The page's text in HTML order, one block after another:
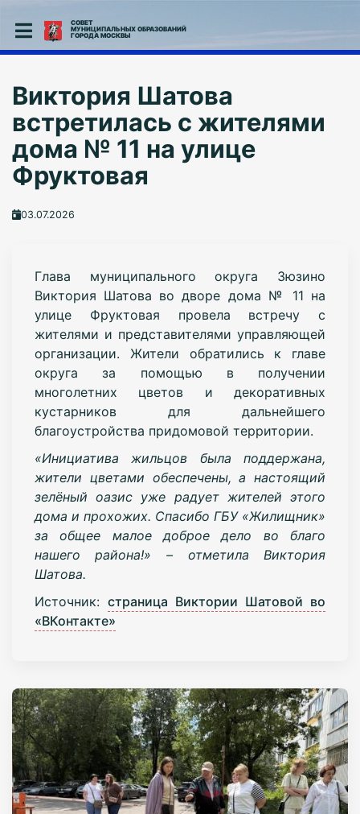
СОВЕТ
МУНИЦИПАЛЬНЫХ ОБРАЗОВАНИЙ
ГОРОДА МОСКВЫ
Виктория Шатова
встретилась с жителями
дома № 11 на улице
Фруктовая
03.07.2026
Глава муниципального округа Зюзино
Виктория Шатова во дворе дома № 11 на
улице Фруктовая провела встречу с
жителями и представителями управляющей
организации. Жители обратились к главе
округа за помощью в получении
многолетних цветов и декоративных
кустарников для дальнейшего
благоустройства придомовой территории.
«Инициатива жильцов была поддержана,
жители цветами обеспечены, а настоящий
зелёный оазис уже радует жителей этого
дома и прохожих. Спасибо ГБУ «Жилищник»
за общее малое доброе дело во благо
нашего района!» – отметила Виктория
Шатова.
Источник: страница Виктории Шатовой во
«ВКонтакте»